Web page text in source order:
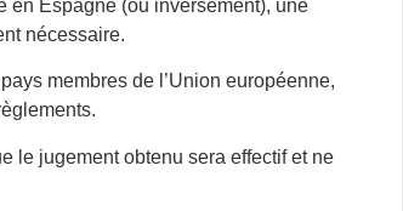
en Espagne (ou inversement), une
nécessaire.
membres de l’Union européenne,
le jugement obtenu sera effectif et ne